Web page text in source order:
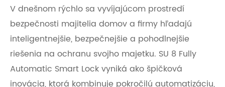
V dnešnom rýchlo sa vyvíjajúcom prostredí
bezpečnosti majitelia domov a firmy hľadajú
inteligentnejšie, bezpečnejšie a pohodlnejšie
riešenia na ochranu svojho majetku. SU 8 Fully
Automatic Smart Lock vyniká ako špičková
inovácia, ktorá kombinuje pokročilú automatizáciu,